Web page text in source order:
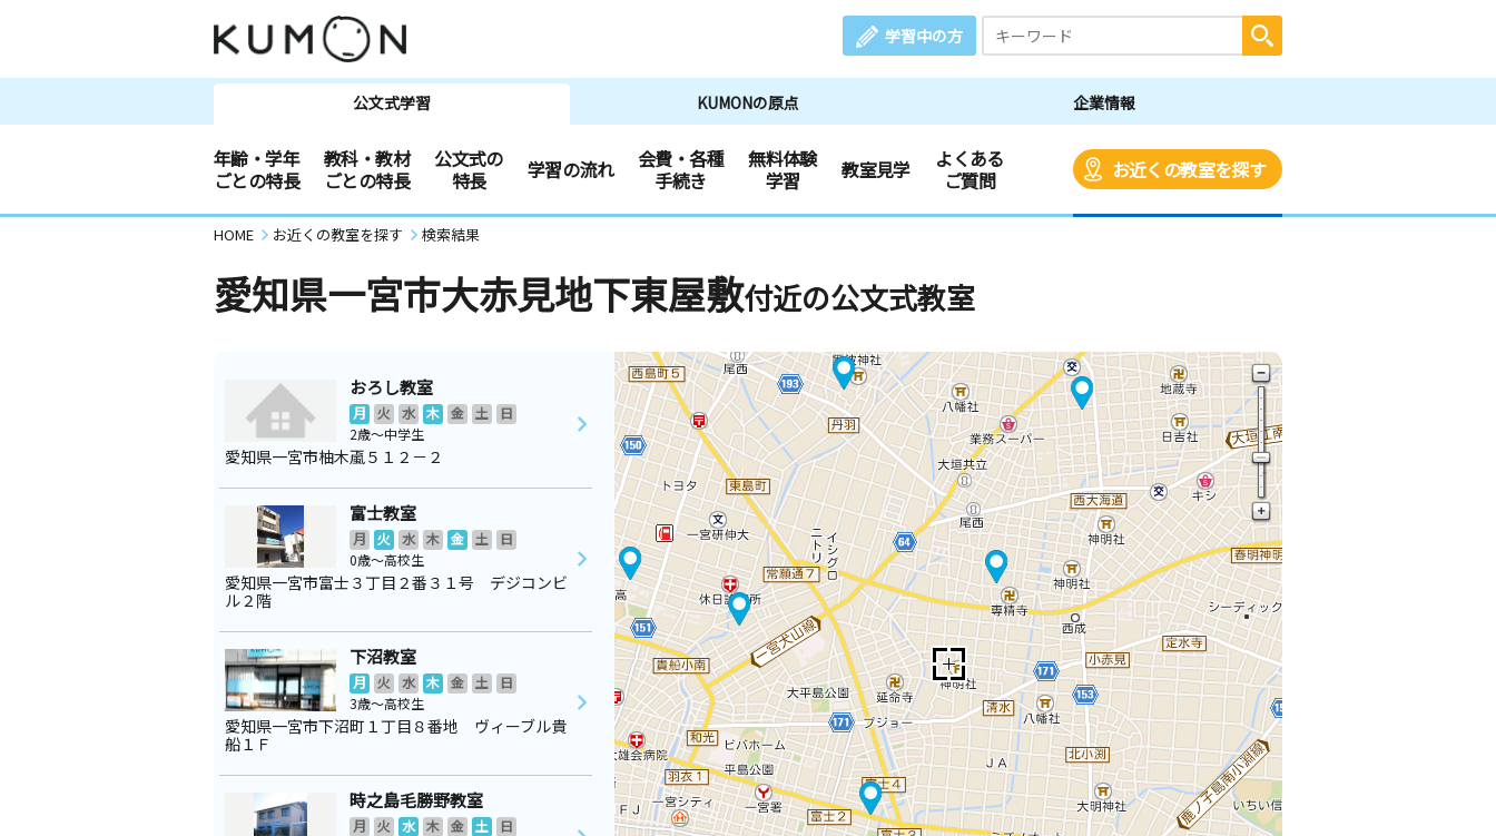
学習中の方
公文式学習 KUMONの原点 企業情報
年齢・学年
ごとの特長
教科・教材
ごとの特長
公文式の
特長
学習の流れ
会費・各種
手続き
無料体験
学習
教室見学
よくある
ご質問
お近くの教室を探す
HOME お近くの教室を探す 検索結果
愛知県一宮市大赤見地下東屋敷付近の公文式教室
おろし教室
月 火 水 木 金 土
日
2歳～中学生
愛知県一宮市柚木颪５１２－２
富士教室
月 火 水 木 金 土
日
0歳～高校生
愛知県一宮市富士３丁目２番３１号 デジコンビ
ル２階
下沼教室
月 火 水 木 金 土
日
3歳～高校生
愛知県一宮市下沼町１丁目８番地 ヴィーブル貴
船１Ｆ
時之島毛勝野教室
月 火 水 木 金 土
日